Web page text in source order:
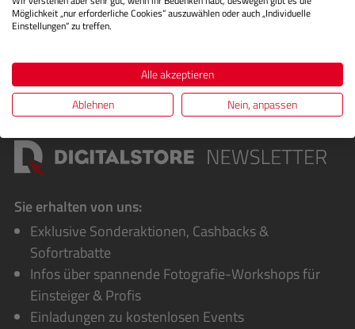
Herstellerinformationen
Sie erhalten von uns:
Exklusive Sonderaktionen, Cashbacks &
Sofortrabatte
Infos über spannende Fotografie-Workshops für
Einsteiger & Profis
Einladungen zu kostenlosen Events
Möglichkeit „nur erforderliche Cookies“ auszuwählen oder auch „Individuelle
Einstellungen“ zu treffen.
Alle akzeptieren
Ablehnen
Nein, anpassen